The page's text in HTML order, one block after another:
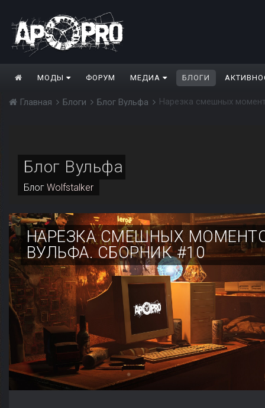
МОДЫ ФОРУМ МЕДИА БЛОГИ
Главная Блоги Блог Вульфа Нарезка смешных
Блог Вульфа
Блог Wolfstalker
НАРЕЗКА СМЕШНЫХ
ВУЛЬФА. СБОРНИК #10